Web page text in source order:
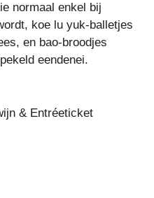
normaal enkel bij
koe lu yuk-balletjes
en bao-broodjes
eendenei.
& Entréeticket